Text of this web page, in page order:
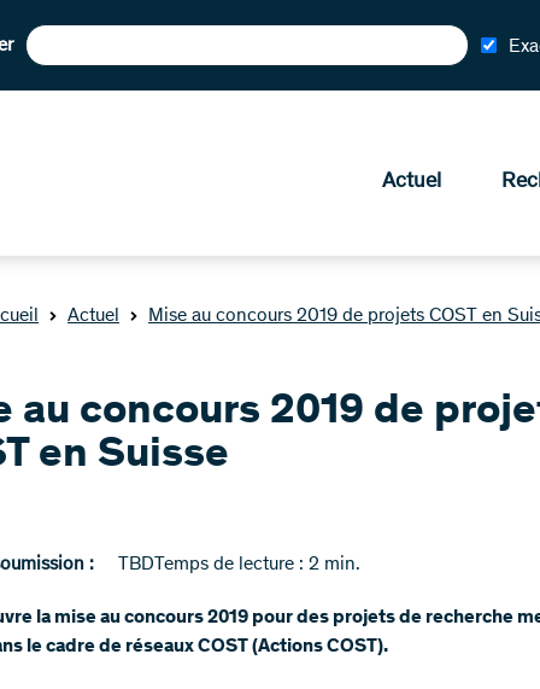
Actuel
Actuel Mise au concours 2019 de projets COST en
au concours 2019 de
en Suisse
: TBD Temps de lecture : 2 min.
la mise au concours 2019 pour des projets de recherche
le cadre de réseaux COST (Actions COST).